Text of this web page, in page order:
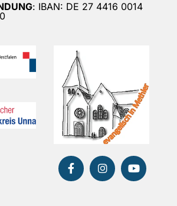
: IBAN: DE 27 4416 0014